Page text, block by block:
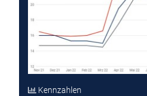
Kennzahlen